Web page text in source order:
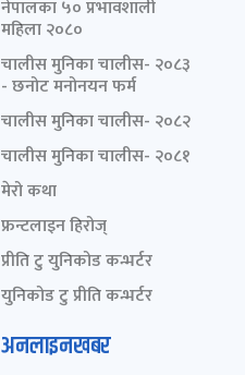
नेपालका ५० प्रभावशाली
महिला २०८०
चालीस मुनिका चालीस- २०८३
- छनोट मनोनयन फर्म
चालीस मुनिका चालीस- २०८२
चालीस मुनिका चालीस- २०८१
मेरो कथा
फ्रन्टलाइन हिरोज्
प्रीति टु युनिकोड कन्भर्टर
युनिकोड टु प्रीति कन्भर्टर
अनलाइनखबर